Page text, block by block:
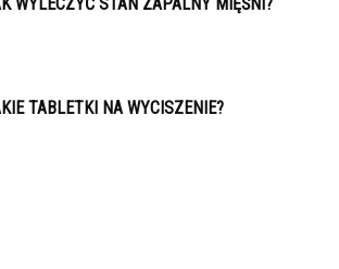
WYLECZYĆ STAN ZAPALNY MIĘŚNI?
TABLETKI NA WYCISZENIE?